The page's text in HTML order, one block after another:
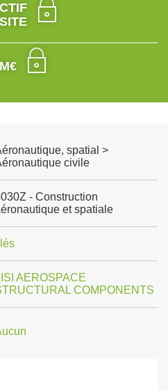
SITE
spatial >
civile
- Construction
et spatiale
AEROSPACE
COMPONENTS